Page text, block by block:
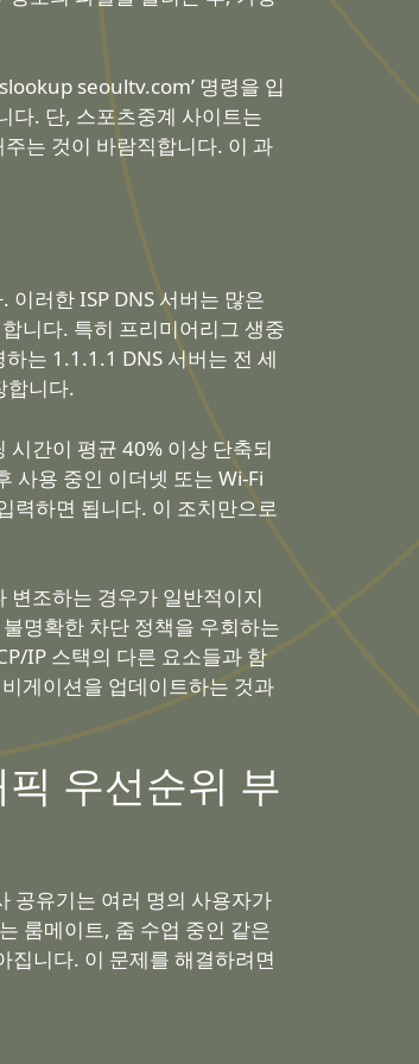
seoultv.com’ 명령을 입
다. 단, 스포츠중계 사이트는
는 것이 바람직합니다. 이 과
러한 ISP DNS 서버는 많은
니다. 특히 프리미어리그 생중
는 1.1.1.1 DNS 서버는 전 세
합니다.
간이 평균 40% 이상 단축되
사용 중인 이더넷 또는 Wi-Fi
력하면 됩니다. 이 조치만으로
변조하는 경우가 일반적이지
명확한 차단 정책을 우회하는
IP 스택의 다른 요소들과 함
게이션을 업데이트하는 것과
우선순위 부
공유기는 여러 명의 사용자가
룸메이트, 줌 수업 중인 같은
집니다. 이 문제를 해결하려면